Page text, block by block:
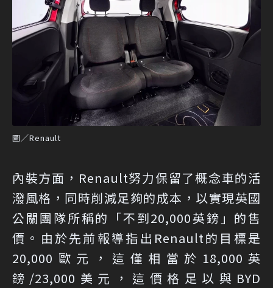
圖／Renault
內裝方面，Renault努力保留了概念車的活
潑風格，同時削減足夠的成本，以實現英國
公關團隊所稱的「不到20,000英鎊」的售
價。由於先前報導指出Renault的目標是
20,000歐元，這僅相當於18,000英
鎊/23,000美元，這價格足以與BYD